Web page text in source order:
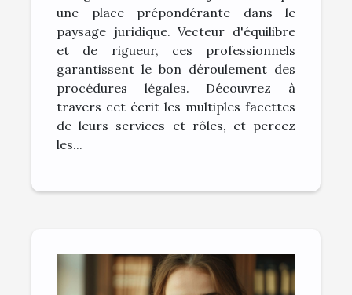
une place prépondérante dans le
paysage juridique. Vecteur d'équilibre
et de rigueur, ces professionnels
garantissent le bon déroulement des
procédures légales. Découvrez à
travers cet écrit les multiples facettes
de leurs services et rôles, et percez
les...